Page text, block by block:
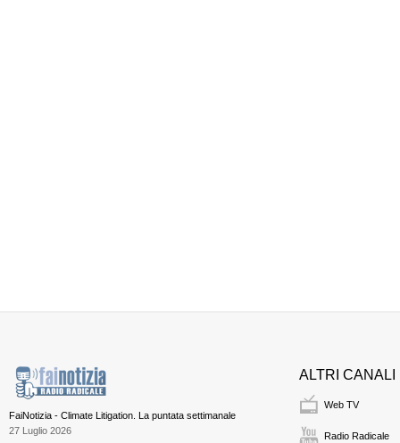
FaiNotizia - Climate Litigation. La puntata settimanale
27 Luglio 2026
ALTRI CANALI
Web TV
Radio Radicale